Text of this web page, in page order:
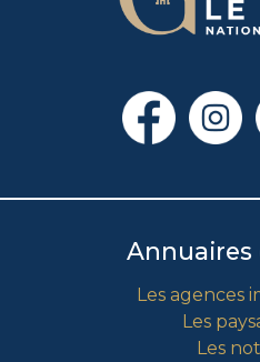
Annuaires
Les agences
Les
Les